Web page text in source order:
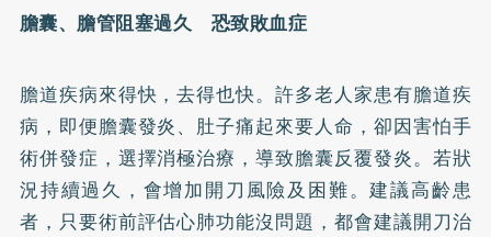
膽囊、膽管阻塞過久 恐致敗血症
膽道疾病來得快，去得也快。許多老人家患有膽道疾
病，即便膽囊發炎、肚子痛起來要人命，卻因害怕手
術併發症，選擇消極治療，導致膽囊反覆發炎。若狀
況持續過久，會增加開刀風險及困難。建議高齡患
者，只要術前評估心肺功能沒問題，都會建議開刀治